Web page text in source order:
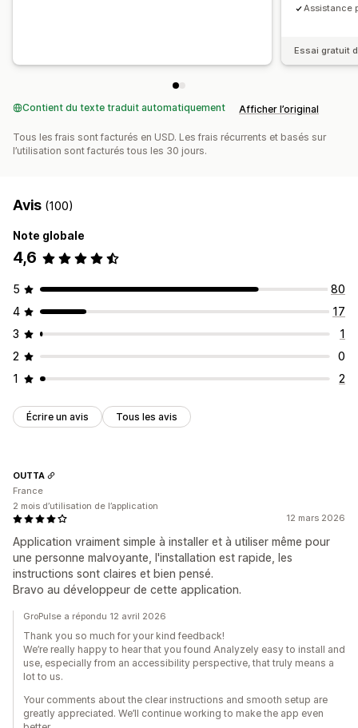
Assistance
Essai gratuit
Contient du texte traduit automatiquement Afficher l’original
Tous les frais sont facturés en USD. Les frais récurrents et basés sur
l’utilisation sont facturés tous les 30 jours.
Avis (100)
Note globale
4,6
5
80
4
17
3
1
2
0
1
2
Écrire un avis Tous les avis
12 mars 2026
Application vraiment simple à installer et à utiliser même pour
une personne malvoyante, l'installation est rapide, les
instructions sont claires et bien pensé.
Bravo au développeur de cette application.
OUTTA
France
2 mois d’utilisation de l’application
GroPulse a répondu 12 avril 2026
Thank you so much for your kind feedback!
We’re really happy to hear that you found Analyzely easy to install and
use, especially from an accessibility perspective, that truly means a
lot to us.
Your comments about the clear instructions and smooth setup are
greatly appreciated. We’ll continue working to make the app even